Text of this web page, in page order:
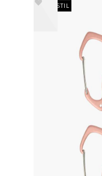
NEUER STIL